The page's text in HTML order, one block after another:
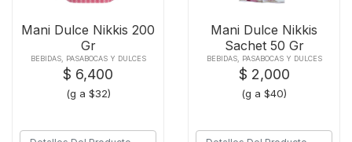
Mani Dulce Nikkis 200
Gr
BEBIDAS, PASABOCAS Y DULCES
$ 6,400
(g a $32)
Mani Dulce Nikkis
Sachet 50 Gr
BEBIDAS, PASABOCAS Y DULCES
$ 2,000
(g a $40)